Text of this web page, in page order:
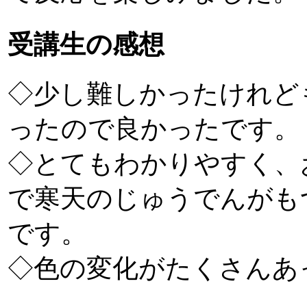
受講生の感想
◇少し難しかったけれど
ったので良かったです。
◇とてもわかりやすく、
で寒天のじゅうでんが
です。
◇色の変化がたくさんあ